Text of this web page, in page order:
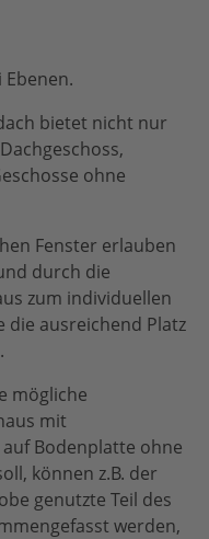
bietet nicht nur
ohne
Fenster erlauben
durch die
zum individuellen
die ausreichend Platz
mögliche
mit
Bodenplatte ohne
können z.B. der
genutzte Teil des
werden,